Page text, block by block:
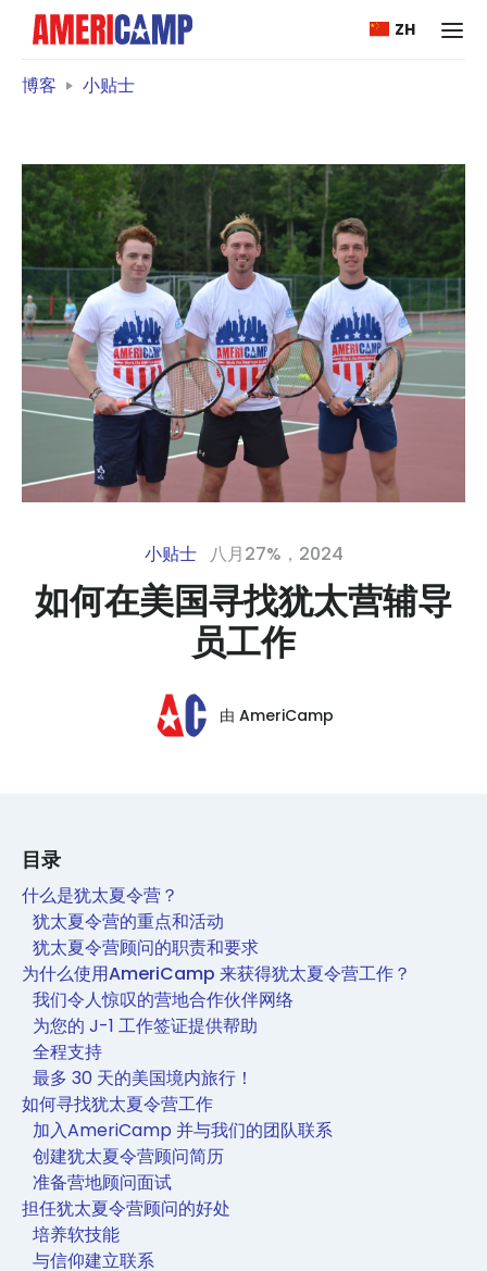
ZH
博客 小贴士
小贴士 八月27%，2024
如何在美国寻找犹太营辅导
员工作
由 AmeriCamp
目录
什么是犹太夏令营？
犹太夏令营的重点和活动
犹太夏令营顾问的职责和要求
为什么使用AmeriCamp 来获得犹太夏令营工作？
我们令人惊叹的营地合作伙伴网络
为您的 J-1 工作签证提供帮助
全程支持
最多 30 天的美国境内旅行！
如何寻找犹太夏令营工作
加入AmeriCamp 并与我们的团队联系
创建犹太夏令营顾问简历
准备营地顾问面试
担任犹太夏令营顾问的好处
培养软技能
与信仰建立联系